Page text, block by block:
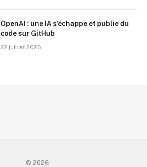
OpenAI : une IA s’échappe et publie du
code sur GitHub
22 juillet 2026
© 2026